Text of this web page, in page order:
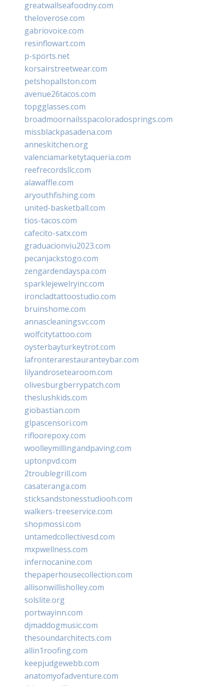
greatwallseafoodny.com
theloverose.com
gabriovoice.com
resinflowart.com
p-sports.net
korsairstreetwear.com
petshopallston.com
avenue26tacos.com
topgglasses.com
broadmoornailsspacoloradosprings.com
missblackpasadena.com
anneskitchen.org
valenciamarketytaqueria.com
reefrecordsllc.com
alawaffle.com
aryouthfishing.com
united-basketball.com
tios-tacos.com
cafecito-satx.com
graduacionviu2023.com
pecanjackstogo.com
zengardendayspa.com
sparklejewelryinc.com
ironcladtattoostudio.com
bruinshome.com
annascleaningsvc.com
wolfcitytattoo.com
oysterbayturkeytrot.com
lafronterarestauranteybar.com
lilyandrosetearoom.com
olivesburgberrypatch.com
theslushkids.com
giobastian.com
glpascensori.com
rifloorepoxy.com
woolleymillingandpaving.com
uptonpvd.com
2troublegrill.com
casateranga.com
sticksandstonesstudiooh.com
walkers-treeservice.com
shopmossi.com
untamedcollectivesd.com
mxpwellness.com
infernocanine.com
thepaperhousecollection.com
allisonwillisholley.com
solslite.org
portwayinn.com
djmaddogmusic.com
thesoundarchitects.com
allin1roofing.com
keepjudgewebb.com
anatomyofadventure.com